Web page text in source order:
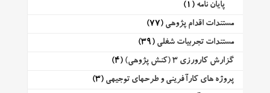
پایان نامه (1)
مستندات اقدام پژوهی (77)
مستندات تجربیات شغلی (39)
گزارش کارورزی 3 (کنش پژوهی)
(4)
پروژه های کارآفرینی و طرحهای توجیهی (3)